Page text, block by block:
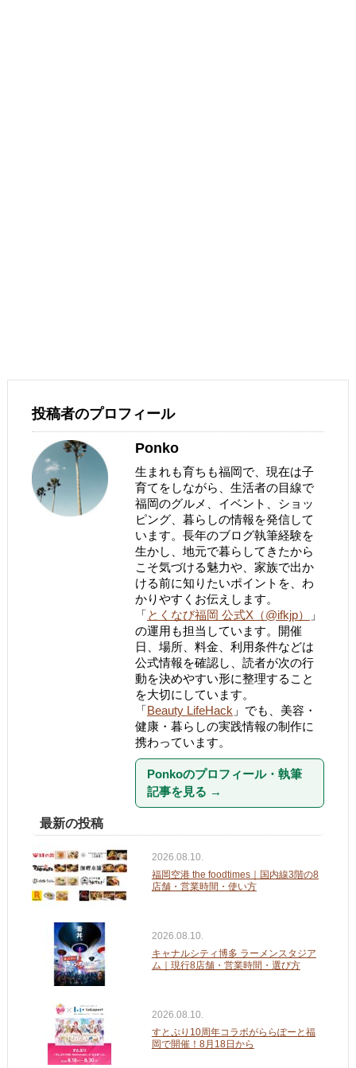
投稿者のプロフィール
Ponko
生まれも育ちも福岡で、現在は子
育てをしながら、生活者の目線で
福岡のグルメ、イベント、ショッ
ピング、暮らしの情報を発信して
います。長年のブログ執筆経験を
生かし、地元で暮らしてきたから
こそ気づける魅力や、家族で出か
ける前に知りたいポイントを、わ
かりやすくお伝えします。
「とくなび福岡 公式X（@ifkjp）
」
の運用も担当しています。開催
日、場所、料金、利用条件などは
公式情報を確認し、読者が次の行
動を決めやすい形に整理すること
を大切にしています。
「Beauty LifeHack 」でも、美容・
健康・暮らしの実践情報の制作に
携わっています。
Ponkoのプロフィール・執筆
記事を見る →
最新の投稿
2026.08.10.
福岡空港 the foodtimes｜国内線3階の8
店舗・営業時間・使い方
2026.08.10.
キャナルシティ博多 ラーメンスタジア
ム｜現行8店舗・営業時間・選び方
2026.08.10.
すとぷり10周年コラボがららぽーと福
岡で開催！8月18日から